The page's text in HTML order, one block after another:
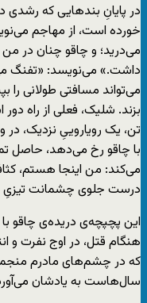
در پایانِ بندهایی که رشدی
خورده است، از مهاجم
می‌درید؛ و چاقو چنان در
داشت.» می‌نویسد: «تفنگ
می‌تواند مسافتی طولانی را
بزند. شلیک، فعلی از راه
تن، یک رویاروییِ نزدیک،
با چاقو رخ می‌دهد، حاصل
می‌کند: من اینجا هستم،
درست جلوی چشمانت تیزیِ
این پچپچه‌ی دریده‌ی چاقو
هنگام قتل، در اوج نفرت و
که در چشم‌های مادرم
سال‌هاست به یادشان